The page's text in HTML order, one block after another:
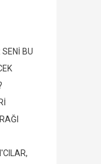
BU